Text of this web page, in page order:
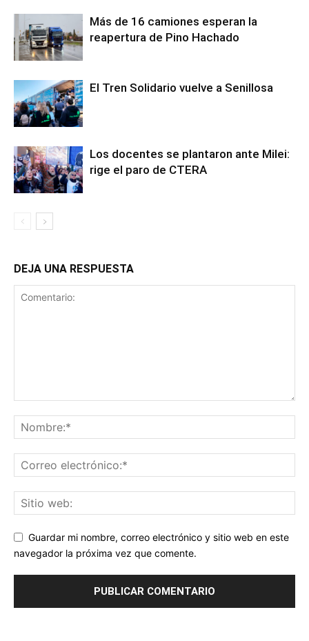
Más de 16 camiones esperan la
reapertura de Pino Hachado
El Tren Solidario vuelve a Senillosa
Los docentes se plantaron ante Milei:
rige el paro de CTERA
DEJA UNA RESPUESTA
Guardar mi nombre, correo electrónico y sitio web en este
navegador la próxima vez que comente.